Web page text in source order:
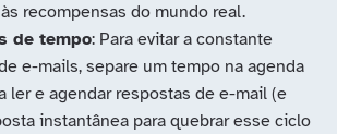
recompensas do mundo real.
de tempo: Para evitar a constante
e-mails, separe um tempo na agenda
ler e agendar respostas de e-mail (e
instantânea para quebrar esse ciclo